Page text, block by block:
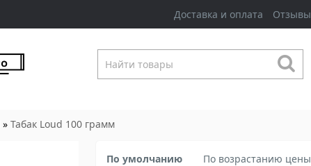
Доставка и оплата Отзывы
» Табак Loud 100 грамм
По умолчанию По возрастанию цены